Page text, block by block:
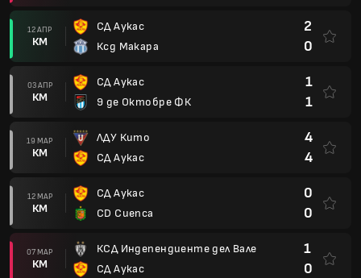
12 АПР
КМ
СД Аукас
Ксд Макара
2
0
03 АПР
КМ
СД Аукас
9 де Октобре ФК
1
1
19 МАР
КМ
ЛДУ Кито
СД Аукас
4
4
12 МАР
КМ
СД Аукас
CD Cuenca
0
0
07 МАР
КМ
КСД Индепендиенте дел Вале
СД Аукас
1
0